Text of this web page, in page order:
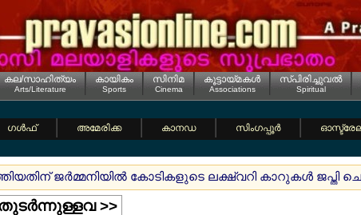
കല/സാഹിത്യം
Arts/Literature
കായികം
Sports
സിനിമ
Cinema
കൂട്ടായ്മകള്‍
Associations
സ്പിരിച്ചുവല്‍
Spiritual
ഗള്‍ഫ് അമേരിക്ക കാനഡ സിംഗപ്പൂര്‍
ജര്‍മ്മനിയില്‍ കോടികളുടെ ലക്ഷ്വറി കാറുകള്‍ ജപ്തി
>>